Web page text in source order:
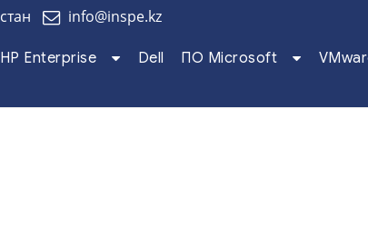
info@inspe.kz
HP Enterprise Dell ПО Microsoft